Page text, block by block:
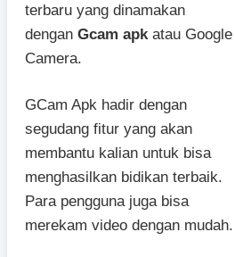
terbaru yang dinamakan
dengan Gcam apkatau Google
Camera.
GCam Apk hadir dengan
segudang fitur yang akan
membantu kalian untuk bisa
menghasilkan bidikan terbaik.
Para pengguna juga bisa
merekam video dengan mudah.